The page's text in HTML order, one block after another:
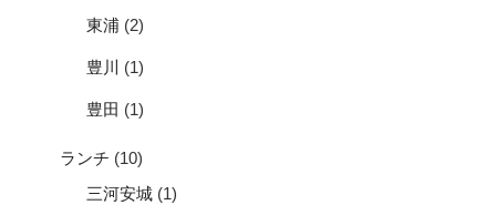
東浦 (2)
豊川 (1)
豊田 (1)
ランチ (10)
三河安城 (1)